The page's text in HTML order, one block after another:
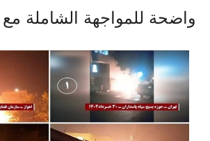
واضحة للمواجهة الشاملة مع